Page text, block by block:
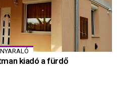
kiadó a fürdő